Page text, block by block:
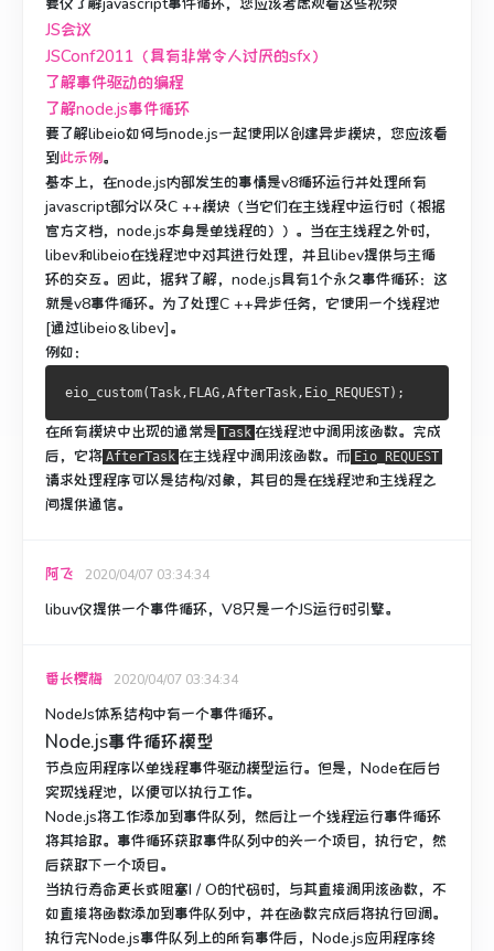
JS会议
JSConf2011（具有非常令人讨厌的sfx）
了解事件驱动的编程
了解node.js事件循环
要了解libeio如何与node.js一起使用以创建异步模块，您应该看
到此示例。
基本上，在node.js内部发生的事情是v8循环运行并处理所有
javascript部分以及C ++模块（当它们在主线程中运行时（根据
官方文档，node.js本身是单线程的））。 当在主线程之外时，
libev和libeio在线程池中对其进行处理，并且libev提供与主循
环的交互。 因此，据我了解，node.js具有1个永久事件循环：这
就是v8事件循环。 为了处理C ++异步任务，它使用一个线程池
[通过libeio＆libev]。
例如：
在所有模块中出现的通常是 Task 在线程池中调用该函数。 完成
后，它将 AfterTask 在主线程中调用该函数。 而 Eio_REQUEST
请求处理程序可以是结构/对象，其目的是在线程池和主线程之
间提供通信。
阿飞 2020/04/07 03:34:34
libuv仅提供一个事件循环，V8只是一个JS运行时引擎。
番长樱梅 2020/04/07 03:34:34
NodeJs体系结构中有一个事件循环。
Node.js事件循环模型
节点应用程序以单线程事件驱动模型运行。 但是，Node在后台
实现线程池，以便可以执行工作。
Node.js将工作添加到事件队列，然后让一个线程运行事件循环
将其拾取。 事件循环获取事件队列中的头一个项目，执行它，然
后获取下一个项目。
当执行寿命更长或阻塞I / O的代码时，与其直接调用该函数，不
如直接将函数添加到事件队列中，并在函数完成后将执行回调。
执行完Node.js事件队列上的所有事件后，Node.js应用程序终